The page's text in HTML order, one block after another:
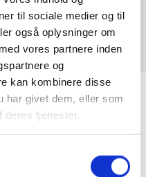
til sociale medier og til
også oplysninger om
vores partnere inden
og
kan kombinere disse
har givet dem, eller som
deres tjenester.